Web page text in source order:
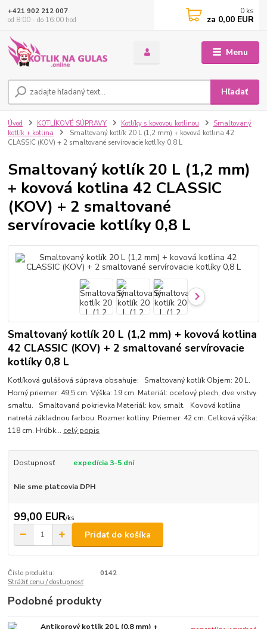
Menu
Hľadať
+421 902 212 007
od 8:00 - do 16:00 hod
0 ks
za 0,00 EUR
Úvod KOTLÍKOVÉ SÚPRAVY Kotlíky s kovovou kotlinou
Smaltovaný
kotlík + kotlina
Smaltovaný kotlík 20 L (1,2 mm) + kovová kotlina 42
CLASSIC (KOV) + 2 smaltované servírovacie kotlíky 0,8 L
Smaltovaný kotlík 20 L (1,2 mm)
+ kovová kotlina 42 CLASSIC
(KOV) + 2 smaltované
servírovacie kotlíky 0,8 L
Smaltovaný kotlík 20 L (1,2 mm) + kovová kotlina
42 CLASSIC (KOV) + 2 smaltované servírovacie
kotlíky 0,8 L
Kotlíková gulášová súprava obsahuje: Smaltovaný kotlík Objem: 20 L.
Horný priemer: 49,5 cm. Výška: 19 cm. Materiál: oceľový plech, dve vrstvy
smaltu. Smaltovaná pokrievka Materiál: kov, smalt. Kovová kotlina
natretá základnou farbou. Rozmer kotliny: Priemer: 42 cm. Celková výška:
118 cm. Hrúbk... celý popis
Dostupnosť expedícia 3-5 dní
Nie sme platcovia DPH
99,00 EUR/ks
Pridať do košíka
Číslo produktu:
0142
Strážiť cenu / dostupnosť
Podobné produkty
Antikorový kotlík 20 L (0,8 mm) +